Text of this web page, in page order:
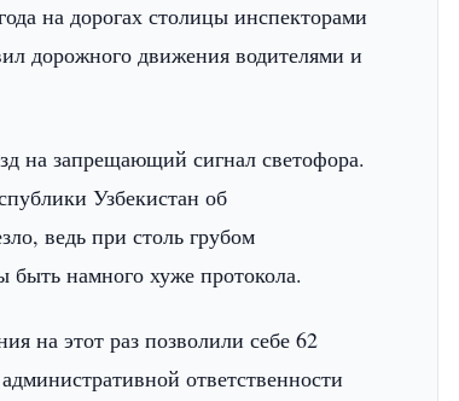
на дорогах столицы инспекторами
дорожного движения водителями и
на запрещающий сигнал светофора.
Узбекистан об
ведь при столь грубом
намного хуже протокола.
на этот раз позволили себе 62
ответственности